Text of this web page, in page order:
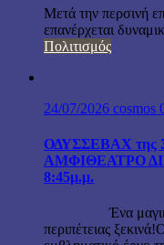
Μετά την περσινή
επανέρχεται
Πολιτισμός
24/07/2026 cosmos
ΟΔΥΣΣΕΒΑΧ της
ΑΜΦΙΘΕΑΤΡΟ
8:45μ.μ.
Ένα μαγικό
περιπέτειας